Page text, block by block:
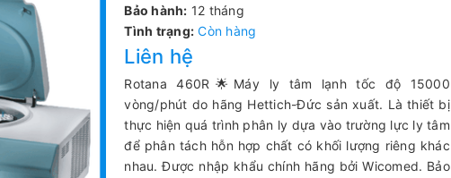
Bảo hành: 12 tháng
Tình trạng: Còn hàng
Liên hệ
Rotana 460R🌟Máy ly tâm lạnh tốc độ 15000
vòng/phút do hãng Hettich-Đức sản xuất. Là thiết bị
thực hiện quá trình phân ly dựa vào trường lực ly tâm
để phân tách hỗn hợp chất có khối lượng riêng khác
nhau. Được nhập khẩu chính hãng bởi Wicomed. Bảo